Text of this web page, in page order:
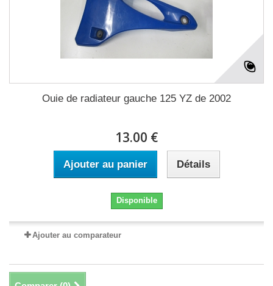
Ouie de radiateur gauche 125 YZ de 2002
13.00 €
Ajouter au panier Détails
Disponible
Ajouter au comparateur